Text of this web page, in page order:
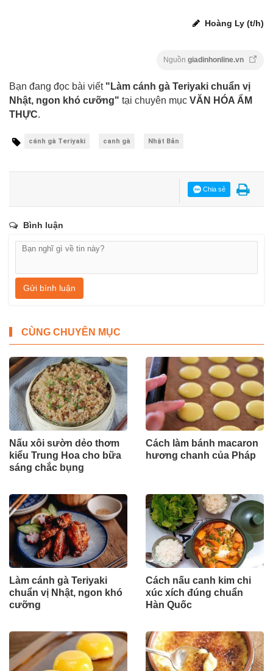
Hoàng Ly (t/h)
Nguồn giadinhonline.vn
Bạn đang đọc bài viết "Làm cánh gà Teriyaki chuẩn vị
Nhật, ngon khó cưỡng" tại chuyên mục VĂN HÓA ẨM
THỰC.
cánh gà Teriyaki canh gà Nhật Bản
Chia sẻ
Bình luận
Gửi bình luận
CÙNG CHUYÊN MỤC
Nấu xôi sườn dẻo thơm
kiểu Trung Hoa cho bữa
sáng chắc bụng
Cách làm bánh macaron
hương chanh của Pháp
Làm cánh gà Teriyaki
chuẩn vị Nhật, ngon khó
cưỡng
Cách nấu canh kim chi
xúc xích đúng chuẩn
Hàn Quốc